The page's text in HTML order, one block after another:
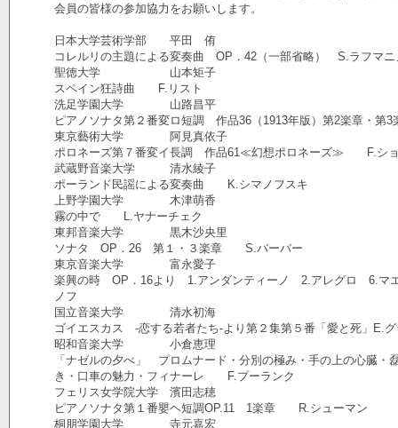
会員の皆様の参加協力をお願いします。
日本大学芸術学部 平田 侑
コレルリの主題による変奏曲 OP．42（一部省略） S.ラフマニ
聖徳大学 山本矩子
スペイン狂詩曲 F.リスト
洗足学園大学 山路昌平
ピアノソナタ第２番変ロ短調 作品36（1913年版）第2楽章・第3
東京藝術大学 阿見真依子
ポロネーズ第７番変イ長調 作品61≪幻想ポロネーズ≫ F.シ
武蔵野音楽大学 清水綾子
ポーランド民謡による変奏曲 K.シマノフスキ
上野学園大学 木津萌香
霧の中で L.ヤナーチェク
東邦音楽大学 黒木沙央里
ソナタ OP．26 第１・３楽章 S.バーバー
東京音楽大学 富永愛子
楽興の時 OP．16より 1.アンダンティーノ 2.アレグロ 6.
ノフ
国立音楽大学 清水初海
ゴイエスカス -恋する若者たち-より第２集第５番「愛と死」E.
昭和音楽大学 小倉恵理
「ナゼルの夕べ」 プロムナード・分別の極み・手の上の心臓・
き・口車の魅力・フィナーレ F.プーランク
フェリス女学院大学 濱田志穂
ピアノソナタ第１番嬰ヘ短調OP.11 1楽章 R.シューマン
桐朋学園大学 寺元嘉宏